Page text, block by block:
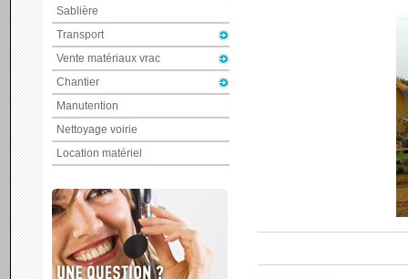
Sablière
Transport
Vente matériaux vrac
Chantier
Manutention
Nettoyage voirie
Location matériel